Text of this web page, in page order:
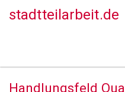
Direkt
stadtteilarbeit.de
Handlungsfeld